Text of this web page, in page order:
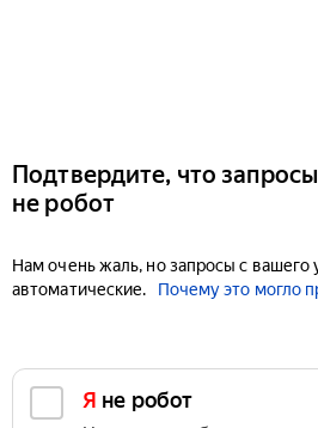
Подтвердите, что
не робот
Нам очень жаль, но запросы с вашего
автоматические.
Почему это могло
Я не робот